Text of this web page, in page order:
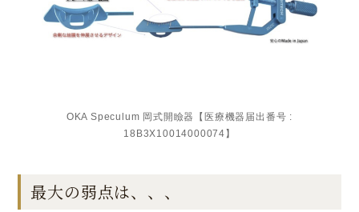
OKA Speculum 岡式開瞼器【医療機器届出番号 :
18B3X10014000074】
最大の弱点は、、、